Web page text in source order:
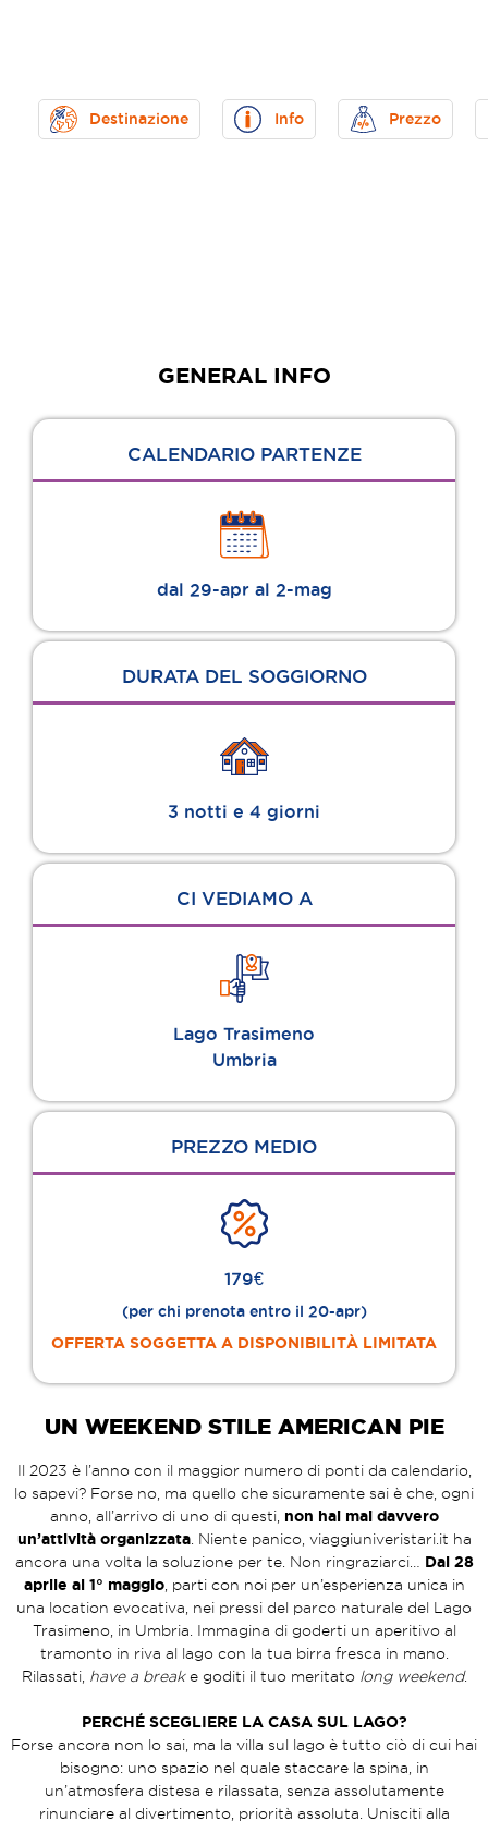
Destinazione Info Prezzo
GENERAL INFO
CALENDARIO PARTENZE
dal 29-apr al 2-mag
DURATA DEL SOGGIORNO
3 notti e 4 giorni
CI VEDIAMO A
Lago Trasimeno
Umbria
PREZZO MEDIO
179€
(per chi prenota entro il 20-apr)
OFFERTA SOGGETTA A DISPONIBILITÀ LIMITATA
UN WEEKEND STILE AMERICAN PIE
Il 2023 è l’anno con il maggior numero di ponti da calendario,
lo sapevi? Forse no, ma quello che sicuramente sai è che, ogni
anno, all’arrivo di uno di questi, non hai mai davvero
un’attività organizzata. Niente panico, viaggiuniveristari.it ha
ancora una volta la soluzione per te. Non ringraziarci… Dal 28
aprile al 1° maggio, parti con noi per un’esperienza unica in
una location evocativa, nei pressi del parco naturale del Lago
Trasimeno, in Umbria. Immagina di goderti un aperitivo al
tramonto in riva al lago con la tua birra fresca in mano.
Rilassati, have a breake goditi il tuo meritato long weekend.
PERCHÉ SCEGLIERE LA CASA SUL LAGO?
Forse ancora non lo sai, ma la villa sul lago è tutto ciò di cui hai
bisogno: uno spazio nel quale staccare la spina, in
un’atmosfera distesa e rilassata, senza assolutamente
rinunciare al divertimento, priorità assoluta. Unisciti alla